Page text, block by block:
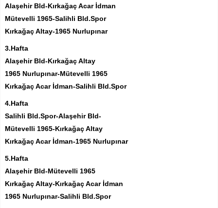
Alaşehir Bld-Kırkağaç Acar İdman
Mütevelli 1965-Salihli Bld.Spor
Kırkağaç Altay-1965 Nurlupınar
3.Hafta
Alaşehir Bld-Kırkağaç Altay
1965 Nurlupınar-Mütevelli 1965
Kırkağaç Acar İdman-Salihli Bld.Spor
4.Hafta
Salihli Bld.Spor-Alaşehir Bld-
Mütevelli 1965-Kırkağaç Altay
Kırkağaç Acar İdman-1965 Nurlupınar
5.Hafta
Alaşehir Bld-Mütevelli 1965
Kırkağaç Altay-Kırkağaç Acar İdman
1965 Nurlupınar-Salihli Bld.Spor